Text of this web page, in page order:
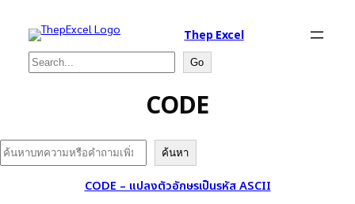
Thep Excel
Search Go
CODE
Search ค้นหา
CODE – แปลงตัวอักษรเป็นรหัส ASCII